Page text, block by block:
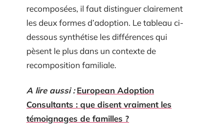
recomposées, il faut distinguer clairement
les deux formes d’adoption. Le tableau ci-
dessous synthétise les différences qui
pèsent le plus dans un contexte de
recomposition familiale.
A lire aussi : European Adoption
Consultants : que disent vraiment les
témoignages de familles ?